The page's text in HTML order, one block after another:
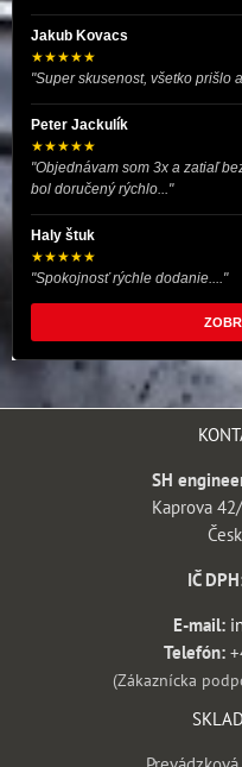
Jakub Kovacs
★★★★★
"Super skusenost, všetko prišlo
Peter Jackulík
★★★★★
"Objednávam som 3x a zatiaľ
bol doručený rýchlo..."
Haly štuk
★★★★★
"Spokojnosť rýchle dodanie...."
SH
Kaprova
IČ
E-mail:
Telefón:
(Zákaznícka